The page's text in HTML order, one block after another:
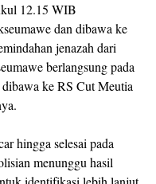
12.15 WIB
dan dibawa ke
jenazah dari
berlangsung pada
ke RS Cut Meutia
hingga selesai pada
menunggu hasil